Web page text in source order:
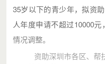
35岁以下的青少年，拟资
人年度申请不超过10000
情况调整。
资助深圳市各区、帮